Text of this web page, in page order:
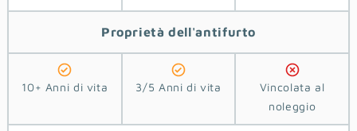
Proprietà dell'antifurto
10+ Anni di vita 3/5 Anni di vita
Vincolata al
noleggio